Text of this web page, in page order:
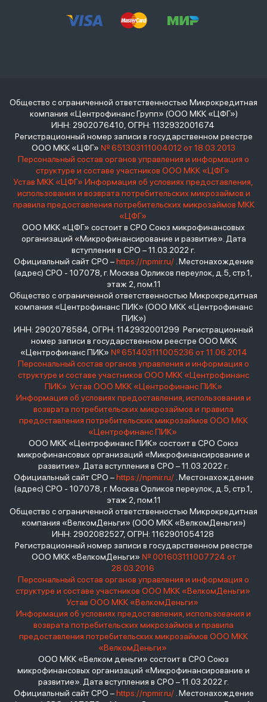
Общество с ограниченной ответственностью Микрокредитная
компания «Центрофинанс Групп» (ООО МКК «ЦФГ»)
ИНН: 2902076410, ОГРН: 1132932001674
Регистрационный номер записи в государственном реестре
ООО МКК «ЦФГ» № 651303111004012 от 18.03.2013
Персональный состав органов управления и информация о
структуре и составе участников ООО МКК «ЦФГ»
Устав МКК «ЦФГ» Информация об условиях предоставления,
использования и возврата потребительских микрозаймов и
правила предоставления потребительских микрозаймов МКК
«ЦФГ»
ООО МКК «ЦФГ» состоит в СРО Союз микрофинансовых
организаций «Микрофинансирование и развитие». Дата
вступления в СРО – 11.03.2022 г.
Официальный сайт СРО –https://npmir.ru/. Местонахождение
(адрес) СРО - 107078, г. Москва Орликов переулок, д.5, стр.1,
этаж 2, пом.11
Общество с ограниченной ответственностью Микрокредитная
компания «Центрофинанс ПИК» (ООО МКК «Центрофинанс
ПИК»)
ИНН: 2902078584, ОГРН: 1142932001299 Регистрационный
номер записи в государственном реестре ООО МКК
«Центрофинанс ПИК» № 651403111005236 от 11.06.2014
Персональный состав органов управления и информация о
структуре и составе участников ООО МКК «Центрофинанс
ПИК» Устав ООО МКК «Центрофинанс ПИК»
Информация об условиях предоставления, использования и
возврата потребительских микрозаймов и правила
предоставления потребительских микрозаймов ООО МКК
«Центрофинанс ПИК»
ООО МКК «Центрофинанс ПИК» состоит в СРО Союз
микрофинансовых организаций «Микрофинансирование и
развитие». Дата вступления в СРО – 11.03.2022 г.
Официальный сайт СРО –https://npmir.ru/. Местонахождение
(адрес) СРО - 107078, г. Москва Орликов переулок, д.5, стр.1,
этаж 2, пом.11
Общество с ограниченной ответственностью Микрокредитная
компания «ВелкомДеньги» (ООО МКК «ВелкомДеньги»)
ИНН: 2902082527, ОГРН: 1162901054128
Регистрационный номер записи в государственном реестре
ООО МКК «ВелкомДеньги» № 001603111007724 от
28.03.2016
Персональный состав органов управления и информация о
структуре и составе участников ООО МКК «ВелкомДеньги»
Устав ООО МКК «ВелкомДеньги»
Информация об условиях предоставления, использования и
возврата потребительских микрозаймов и правила
предоставления потребительских микрозаймов ООО МКК
«ВелкомДеньги»
ООО МКК «Велком деньги» состоит в СРО Союз
микрофинансовых организаций «Микрофинансирование и
развитие». Дата вступления в СРО – 11.03.2022 г.
Официальный сайт СРО –https://npmir.ru/. Местонахождение